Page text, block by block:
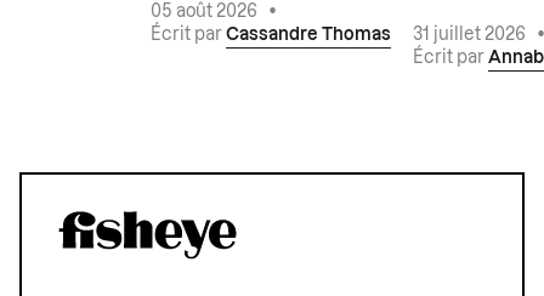
05 août 2026
•
Écrit par Cassandre Thomas 31 juillet 2026
Écrit par